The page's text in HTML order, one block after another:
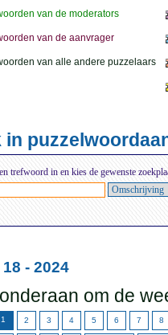
van de moderators
van de aanvrager
van alle andere puzzelaars
in
trefwoord in en kies de gewenste
- 2024
om de
1 2 3 4 5 6 7 8